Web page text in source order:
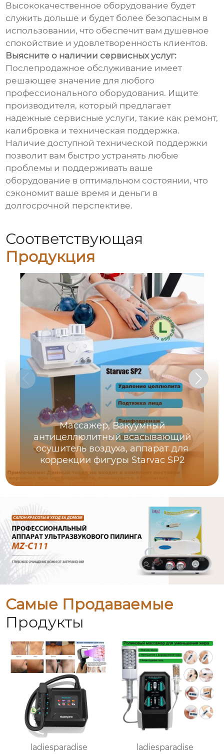
Высококачественное оборудование будет
служить дольше и будет более безопасным в
использовании, что обеспечит вам душевное
спокойствие и удовлетворенность клиентов.
Выясните о наличии сервисных услуг:
Послепродажное обслуживание имеет
решающее значение для любого
профессионального оборудования. Ищите
производителя, который предлагает
надежные сервисные услуги, такие как ремонт,
калибровка и техническая поддержка.
Наличие доступной технической поддержки
позволит вам быстро устранять любые
проблемы и поддерживать ваше
оборудование в оптимальном состоянии, что
сэкономит ваше время и деньги в
долгосрочной перспективе.
Соответствующая
Продукция
Массажер, Вакуумный
антицеллюлитный всасывающий
осушитель воздуха, аппарат для
коррекции фигуры Starvac SP2
Самые Продаваемые
Продукты
ladiesparadise
ladiesparadise